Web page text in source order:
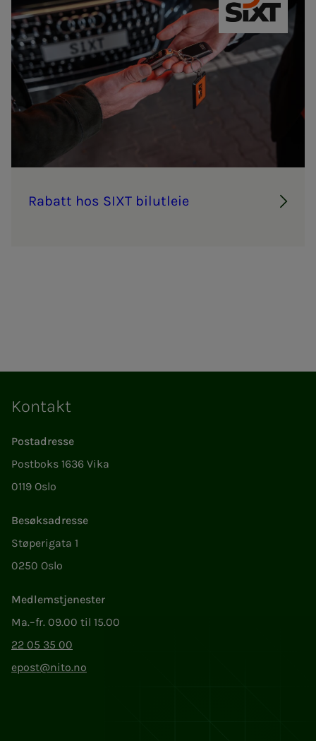
SIXT
Ra­­­batt hos SIXT bil­ut­­­leie
Kontakt
Postadresse
Postboks 1636 Vika
0119 Oslo
Besøksadresse
Støperigata 1
0250 Oslo
Medlemstjenester
Ma.–fr. 09.00 til 15.00
22 05 35 00
epost@nito.no